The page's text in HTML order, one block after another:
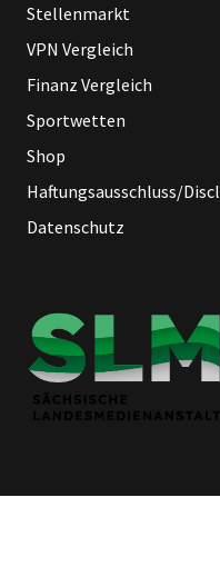
Stellenmarkt
VPN Vergleich
Finanz Vergleich
Sportwetten
Shop
Haftungsausschluss/
Datenschutz